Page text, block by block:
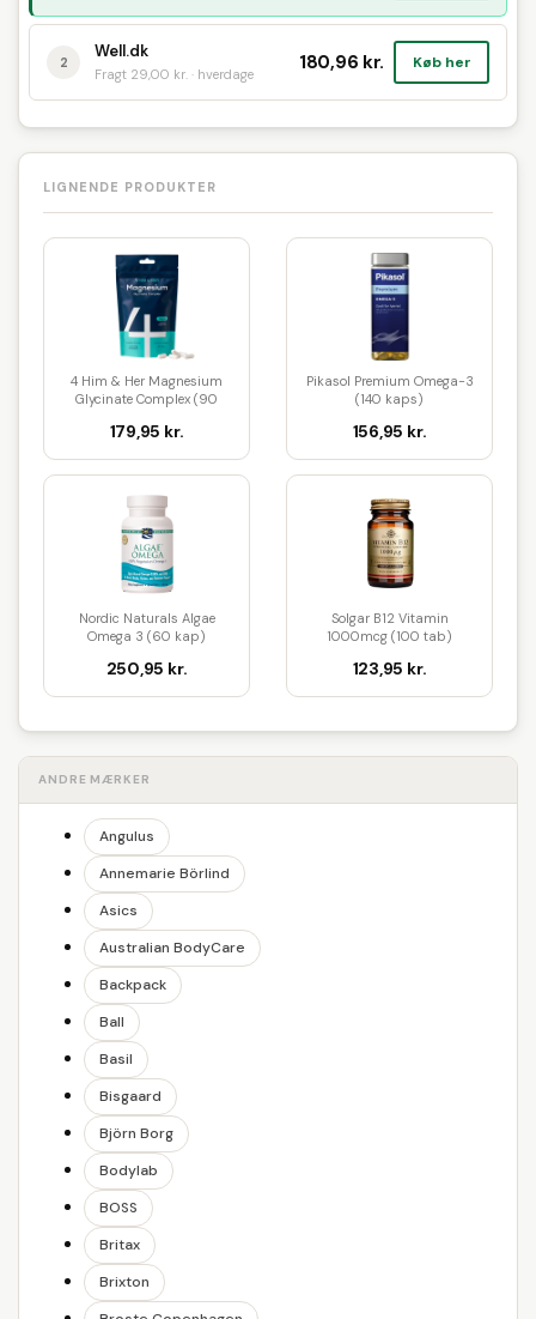
2
Well.dk
Fragt 29,00 kr. · hverdage 180,96 kr. Køb her
LIGNENDE PRODUKTER
4 Him & Her Magnesium
Glycinate Complex (90
179,95 kr.
Pikasol Premium Omega-3
(140 kaps)
156,95 kr.
Nordic Naturals Algae
Omega 3 (60 kap)
250,95 kr.
Solgar B12 Vitamin
1000mcg (100 tab)
123,95 kr.
ANDRE MÆRKER
Angulus
Annemarie Börlind
Asics
Australian BodyCare
Backpack
Ball
Basil
Bisgaard
Björn Borg
Bodylab
BOSS
Britax
Brixton